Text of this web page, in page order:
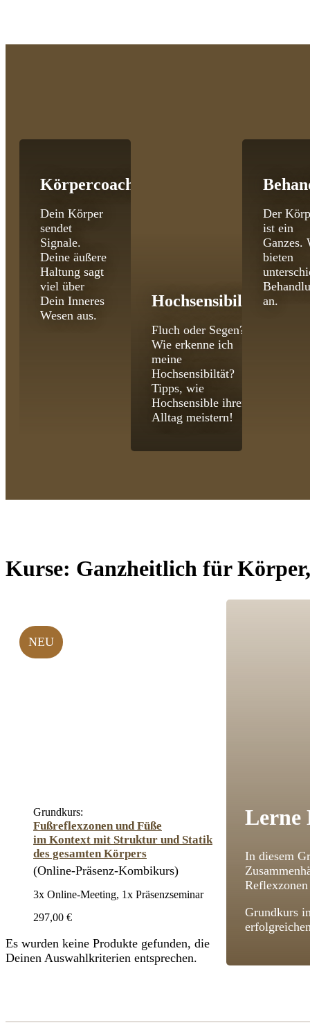
Körpercoaching
Dein Körper
sendet
Signale.
Deine äußere
Haltung sagt
viel über
Dein Inneres
Wesen aus.
Hochsensibilität
Fluch oder Segen?
Wie erkenne ich
meine
Hochsensibiltät?
Tipps, wie
Hochsensible ihren
Alltag meistern!
Der
ist ein
Ganzes.
bieten
an.
Kurse: Ganzheitlich für
NEU
Grundkurs:
Fußreflexzonen und Füße
im Kontext mit Struktur und Statik
des gesamten Körpers
(Online-Präsenz-Kombikurs)
3x Online-Meeting, 1x Präsenzseminar
297,00 €
Es wurden keine Produkte gefunden, die
Deinen Auswahlkriterien entsprechen.
Lerne
In diesem
Grundkurs